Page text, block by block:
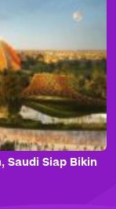
Saudi Siap Bikin